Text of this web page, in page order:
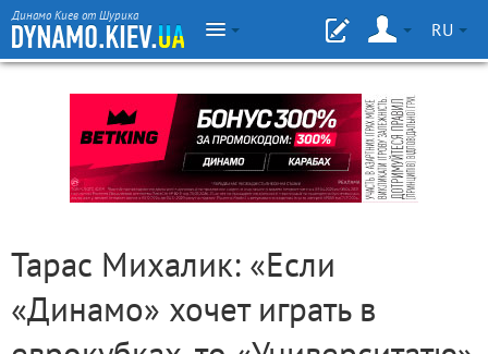
Динамо Киев от Шурика
RU
Тарас Михалик: «Если
«Динамо» хочет играть в